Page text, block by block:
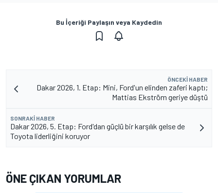
Bu İçeriği Paylaşın veya Kaydedin
ÖNCEKI HABER
Dakar 2026, 1. Etap: Mini, Ford'un elinden zaferi kaptı;
Mattias Ekström geriye düştü
SONRAKI HABER
Dakar 2026, 5. Etap: Ford'dan güçlü bir karşılık gelse de
Toyota liderliğini koruyor
ÖNE ÇIKAN YORUMLAR